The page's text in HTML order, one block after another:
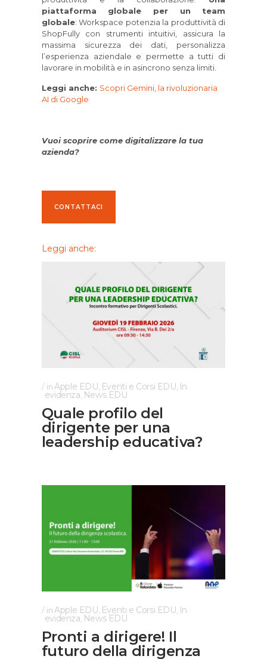
piattaforma globale per un team
globale: Workspace potenzia la produttività di
ShopFully con strumenti intuitivi, assicura la
massima sicurezza dei dati, personalizza
l’esperienza aziendale e permette a tutti di
lavorare in mobilità e in asincrono senza limiti.
Leggi anche: Scopri Gemini, la rivoluzionaria
AI di Google
Vuoi scoprire come digitalizzare la tua
azienda?
CONTATTACI
Leggi anche:
in Apple EDU Eventi e Corsi EDU In
evidenza News EDU
Quale profilo del
dirigente per una
leadership educativa?
in Apple EDU Eventi e Corsi EDU In
evidenza News EDU
Pronti a dirigere! Il
futuro della dirigenza